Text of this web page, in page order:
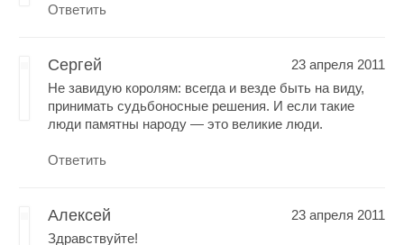
Ответить
Сергей
23 апреля 2011
Не завидую королям: всегда и везде быть на виду,
принимать судьбоносные решения. И если такие
люди памятны народу — это великие люди.
Ответить
Алексей
23 апреля 2011
Здравствуйте!